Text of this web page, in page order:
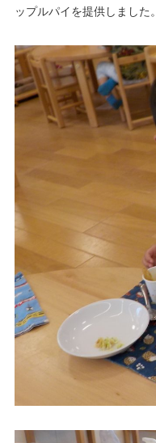
ップルパイを提供しました。